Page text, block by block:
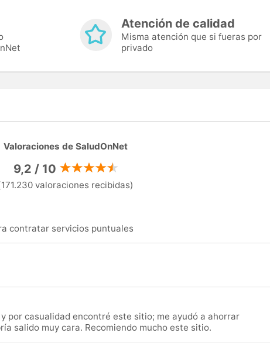
Atención de calidad
Misma atención que si fueras por
privado
Valoraciones de SaludOnNet
9,2 / 10
valoraciones recibidas)
contratar servicios puntuales
por casualidad encontré este sitio; me ayudó a ahorrar
salido muy cara. Recomiendo mucho este sitio.